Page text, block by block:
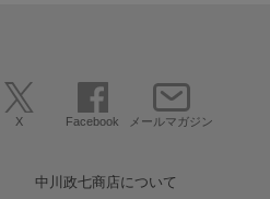
X Facebook メールマガジン
中川政七商店について